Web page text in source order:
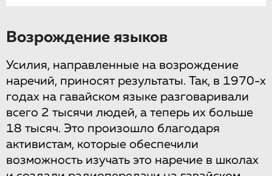
Возрождение языков
Усилия, направленные на возрождение
наречий, приносят результаты. Так, в 1970-х
годах на гавайском языке разговаривали
всего 2 тысячи людей, а теперь их больше
18 тысяч. Это произошло благодаря
активистам, которые обеспечили
возможность изучать это наречие в школах